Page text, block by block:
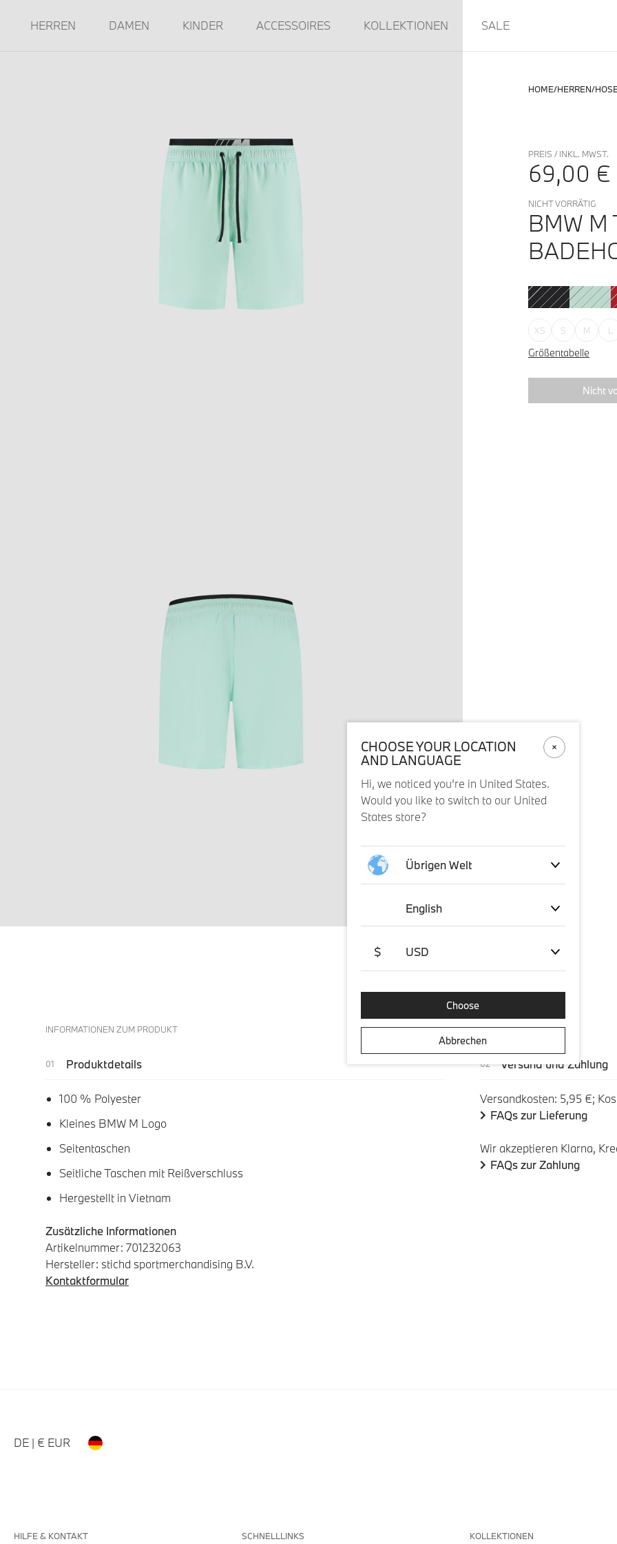
HERREN DAMEN KINDER ACCESSOIRES KOLLEKTIONEN SALE
HOME HERREN
PREIS / INKL. MWST.
69,00 €
NICHT VORRÄTIG
BMW M
XS S M L
Größentabelle
Nicht
INFORMATIONEN ZUM PRODUKT
Produktdetails
100 % Polyester
Kleines BMW M Logo
Seitentaschen
Seitliche Taschen mit Reißverschluss
Hergestellt in Vietnam
Zusätzliche Informationen
Artikelnummer: 701232063
Hersteller: stichd sportmerchandising B.V.
Kontaktformular
Versand und Zahlung
Versandkosten: 5,95 €;
FAQs zur Lieferung
Wir akzeptieren Klarna,
FAQs zur Zahlung
DE | € EUR
CHOOSE YOUR LOCATION
AND LANGUAGE
Hi, we noticed you’re in United States.
Would you like to switch to our United
States store?
Übrigen Welt
English
$ USD
Choose
Abbrechen
HILFE & KONTAKT SCHNELLLINKS KOLLEKTIONEN